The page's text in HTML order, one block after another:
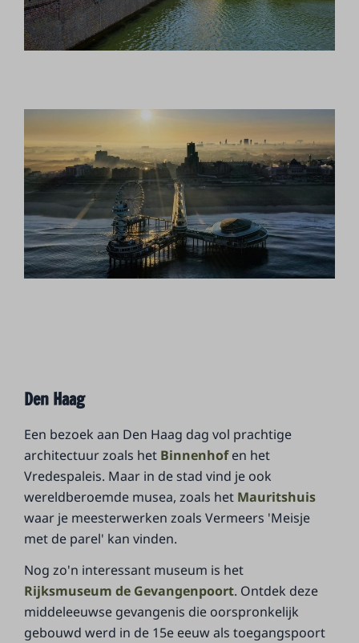
Den Haag
Een bezoek aan Den Haag dag vol prachtige
architectuur zoals het Binnenhof en het
Vredespaleis. Maar in de stad vind je ook
wereldberoemde musea, zoals het Mauritshuis
waar je meesterwerken zoals Vermeers 'Meisje
met de parel' kan vinden.
Nog zo'n interessant museum is het
Rijksmuseum de Gevangenpoort. Ontdek deze
middeleeuwse gevangenis die oorspronkelijk
gebouwd werd in de 15e eeuw als toegangspoort